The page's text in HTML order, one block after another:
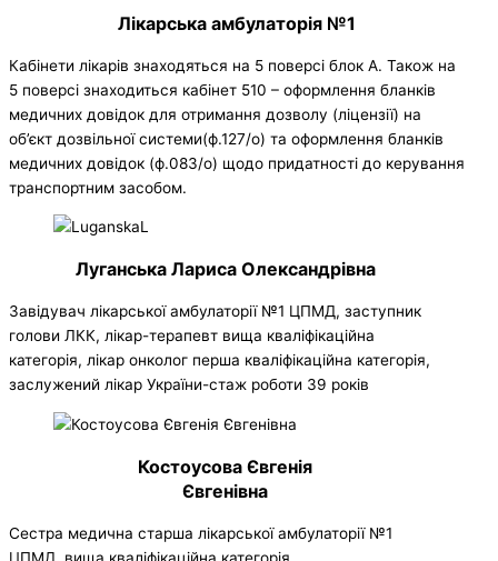
Лікарська амбулаторія №1
Кабінети лікарів знаходяться на 5 поверсі блок А. Також на
5 поверсі знаходиться кабінет 510 – оформлення бланків
медичних довідок для отримання дозволу (ліцензії) на
об’єкт дозвільної системи(ф.127/о) та оформлення бланків
медичних довідок (ф.083/о) щодо придатності до керування
транспортним засобом.
Луганська Лариса Олександрівна
Завідувач лікарської амбулаторії №1 ЦПМД, заступник
голови ЛКК, лікар-терапевт вища кваліфікаційна
категорія, лікар онколог перша кваліфікаційна категорія,
заслужений лікар України-стаж роботи 39 років
Костоусова Євгенія
Євгенівна
Сестра медична старша лікарської амбулаторії №1